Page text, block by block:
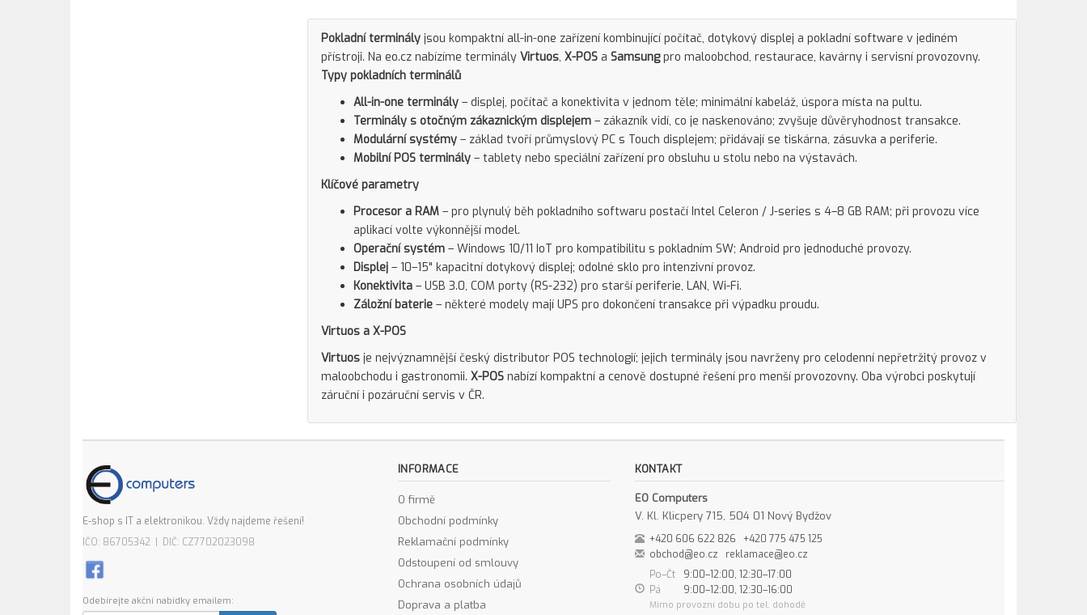
Pokladní terminályjsou kompaktní all-in-one zařízení kombinující počítač, dotykový displej a pokladní software v jediném
přístroji. Na eo.cz nabízíme terminály Virtuos, X-POSa Samsungpro maloobchod, restaurace, kavárny i servisní provozovny.
Typy pokladních terminálů
All-in-one terminály– displej, počítač a konektivita v jednom těle; minimální kabeláž, úspora místa na pultu.
Terminály s otočným zákaznickým displejem– zákazník vidí, co je naskenováno; zvyšuje důvěryhodnost transakce.
Modulární systémy– základ tvoří průmyslový PC s Touch displejem; přidávají se tiskárna, zásuvka a periferie.
Mobilní POS terminály– tablety nebo speciální zařízení pro obsluhu u stolu nebo na výstavách.
Klíčové parametry
Procesor a RAM– pro plynulý běh pokladního softwaru postačí Intel Celeron / J-series s 4–8 GB RAM; při provozu více
aplikací volte výkonnější model.
Operační systém– Windows 10/11 IoT pro kompatibilitu s pokladním SW; Android pro jednoduché provozy.
Displej– 10–15" kapacitní dotykový displej; odolné sklo pro intenzivní provoz.
Konektivita– USB 3.0, COM porty (RS-232) pro starší periferie, LAN, Wi-Fi.
Záložní baterie– některé modely mají UPS pro dokončení transakce při výpadku proudu.
Virtuos a X-POS
Virtuosje nejvýznamnější český distributor POS technologií; jejich terminály jsou navrženy pro celodenní nepřetržitý provoz v
maloobchodu i gastronomii. X-POSnabízí kompaktní a cenově dostupné řešení pro menší provozovny. Oba výrobci poskytují
záruční i pozáruční servis v ČR.
E-shop s IT a elektronikou. Vždy najdeme řešení!
IČO: 86705342 | DIČ: CZ7702023098
Odebírejte akční nabídky emailem:
INFORMACE
O firmě
Obchodní podmínky
Reklamační podmínky
Odstoupení od smlouvy
Ochrana osobních údajů
Doprava a platba
KONTAKT
EO Computers
V. Kl. Klicpery 715, 504 01 Nový Bydžov
+420 606 622 826
+420 775 475 125
obchod@eo.cz
reklamace@eo.cz
Po–Čt
9:00–12:00, 12:30–17:00
Pá
9:00–12:00, 12:30–16:00
Mimo provozní dobu po tel. dohodě